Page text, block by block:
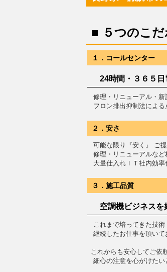
■ ５つのこ
１．コールセンター
24時間・３６５日
修理・リニューアル・新
フロン排出抑制法による
２．安さ
可能な限り『安く』 ご
修理・リニューアルなど
大量仕入れＩＴ社内効率
３．施工品質
空調機ビジネスを
これまで培ってきた技術
継続したお仕事を頂いて
これからも安心してご依
細心の注意を心がけたい